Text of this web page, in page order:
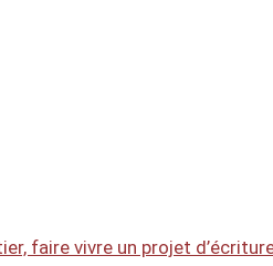
faire vivre un projet